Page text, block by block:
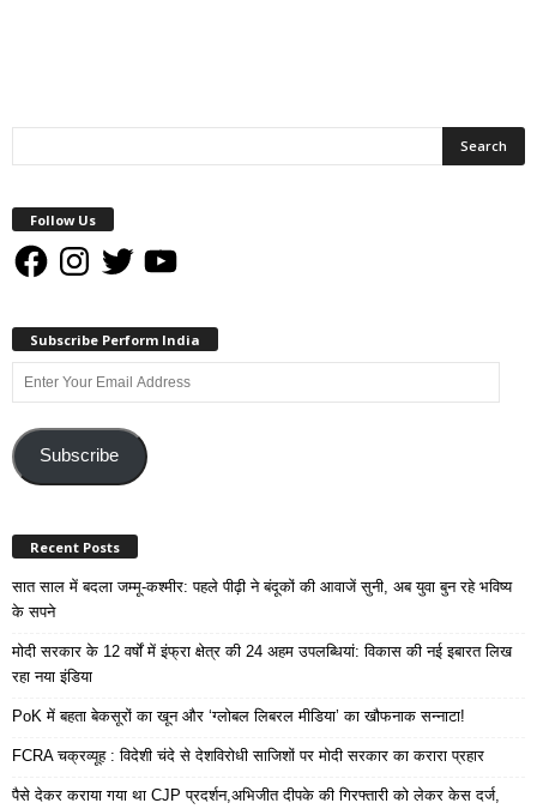
Follow Us
FacebookInstagram
Twitter YouTube
Subscribe Perform India
Enter
Your
AddressSubscribe
Recent Posts
सात साल में बदला जम्मू-कश्मीर: पहले पीढ़ी ने बंदूकों की आवाजें सुनी, अब युवा बुन रहे भविष्य
के सपने
मोदी सरकार के 12 वर्षों में इंफ्रा क्षेत्र की 24 अहम उपलब्धियां: विकास की नई इबारत लिख
रहा नया इंडिया
PoK में बहता बेकसूरों का खून और ‘ग्लोबल लिबरल मीडिया’ का खौफनाक सन्नाटा!
FCRA चक्रव्यूह : विदेशी चंदे से देशविरोधी साजिशों पर मोदी सरकार का करारा प्रहार
पैसे देकर कराया गया था CJP प्रदर्शन,अभिजीत दीपके की गिरफ्तारी को लेकर केस दर्ज,